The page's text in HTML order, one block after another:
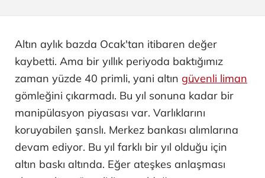
Altın aylık bazda Ocak'tan itibaren değer
kaybetti. Ama bir yıllık periyoda baktığımız
zaman yüzde 40 primli, yani altın güvenli liman
gömleğini çıkarmadı. Bu yıl sonuna kadar bir
manipülasyon piyasası var. Varlıklarını
koruyabilen şanslı. Merkez bankası alımlarına
devam ediyor. Bu yıl farklı bir yıl olduğu için
altın baskı altında. Eğer ateşkes anlaşması